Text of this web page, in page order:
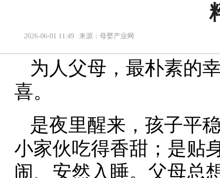
2026-06-01 11:49 来源： 母婴产业网
为人父母，最朴素的
喜。
是夜里醒来，孩子平
小家伙吃得香甜；是贴
闹、安然入睡。父母总